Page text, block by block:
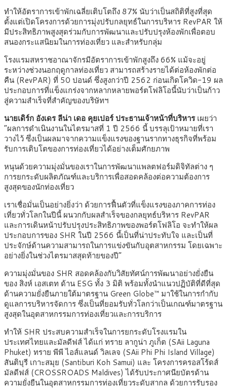
ทำให้อัตราการเข้าพักเฉลี่ยเติบโตถึง 87% นับว่าเป็นสถิติที่สูงที่สุด
ตั้งแต่เปิดโครงการด้วยการมุ่งปรับกลยุทธ์ในการบริหาร RevPAR ให้
มีประสิทธิภาพสูงสุดร่วมกับการพัฒนาและปรับปรุงห้องพักเพื่อตอบ
สนองกระแสนิยมในการท่องเที่ยว และสำหรับกลุ่ม
โรงแรมสหราชอาณาจักรมีอัตราการเข้าพักสูงถึง 66% แม้จะอยู่
ระหว่างช่วงนอกฤดูกาลท่องเที่ยว สามารถสร้างรายได้ต่อห้องพักต่อ
คืน (RevPAR) ที่ 50 ปอนด์ ซึ่งสูงกว่าปี 2562 ก่อนเกิดโควิด-19 ผล
ประกอบการที่แข็งแกร่งจากหลากหลายพอร์ตโฟลิโอนี้นับว่าเป็นก้าว
สู่ความสำเร็จที่สำคัญของบริษัทฯ
นายเดิร์ก อังเดร ลีน่า เดอ คุยเปอร์ ประธานเจ้าหน้าที่บริหารเผยว่า
“ผลการดำเนินงานในไตรมาสที่ 1 ปี 2566 นี้ บรรลุเป้าหมายที่เรา
วางไว้ ซึ่งเป็นผลมาจากความแข็งแรงของฐานรากทางธุรกิจที่พร้อม
รับการเติบโตของการท่องเที่ยวได้อย่างเต็มศักยภาพ
หนุนด้วยความมุ่งมั่นของเราในการพัฒนาแพลตฟอร์มดิจิทัลต่าง ๆ
การยกระดับผลิตภัณฑ์และบริการเพื่อสอดคล้องต่อความต้องการ
สูงสุดของนักท่องเที่ยว
เราเชื่อมั่นเป็นอย่างยิ่งว่า ด้วยการฟื้นตัวที่แข็งแรงของภาคการท่อง
เที่ยวทั่วโลกในปีนี้ ผนวกกับผลสำเร็จของกลยุทธ์บริหาร RevPAR
และการเดินหน้าปรับปรุงประสิทธิภาพของพอร์ตโฟลิโอ จะทำให้ผล
ประกอบการของ SHR ในปี 2566 นี้เป็นที่น่าประทับใจ และเป็นที่
ประจักษ์ด้านความสามารถในการแข่งขันกับอุตสาหกรรม โดยเฉพาะ
อย่างยิ่งในช่วงไตรมาสสุดท้ายของปี”
ความมุ่งมั่นของ SHR สอดคล้องกับวิสัยทัศน์การพัฒนาอย่างยั่งยืน
ของ สิงห์ เอสเตท ด้าน ESG ทั้ง 3 มิติ พร้อมทั้งนำแนวปฏิบัติที่ดีที่สุด
ด้านความยั่งยืนภายใต้มาตรฐาน Green Globe™ มาใช้ในการกำกับ
ดูแลการบริหารจัดการ ซึ่งเป็นที่ยอมรับทั่วโลกว่าเป็นเกณฑ์มาตรฐาน
สูงสุดในอุตสาหกรรมการท่องเที่ยวและการบริการ
ทำให้ SHR ประสบความสำเร็จในการยกระดับโรงแรมใน
ประเทศไทยและมัลดีฟส์ ได้แก่ ทราย ลากูน่า ภูเก็ต (SAii Laguna
Phuket) ทราย พีพี ไอส์แลนด์ วิลเลจ (SAii Phi Phi Island Village)
สันติบุรี เกาะสมุย (Santiburi Koh Samui) และ โครงการครอสโร้ดส์
มัลดีฟส์ (CROSSROADS Maldives) ได้รับประกาศนียบัตรด้าน
ความยั่งยืนในอุตสาหกรรมการท่องเที่ยวระดับสากล ด้วยการรับรอง